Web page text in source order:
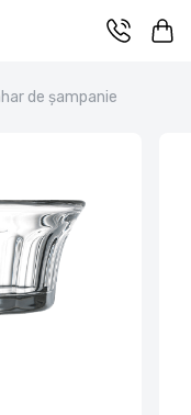
de șampanie